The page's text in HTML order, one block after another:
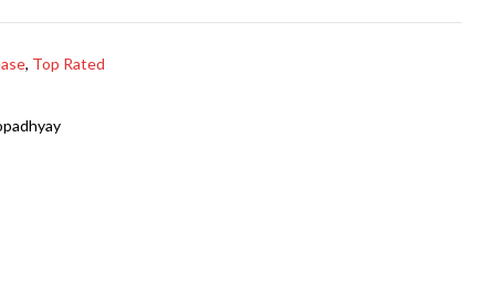
, Top Rated